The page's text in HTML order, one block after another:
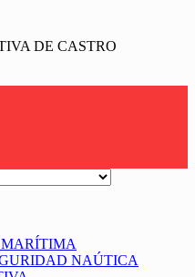
DE CASTRO
MARÍTIMA
NAÚTICA